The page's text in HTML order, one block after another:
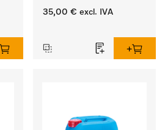
uma suavidade duradoura
35,00 € excl. IVA